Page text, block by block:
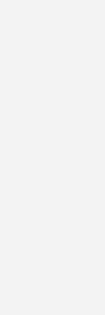
offenen Tür
die wieder
gestellt